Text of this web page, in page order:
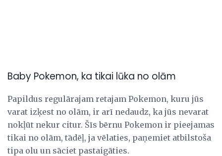
Baby Pokemon, ka tikai lūka no olām
Papildus regulārajam retajam Pokemon, kuru jūs
varat izķest no olām, ir arī nedaudz, ka jūs nevarat
nokļūt nekur citur. Šīs bērnu Pokemon ir pieejamas
tikai no olām, tādēļ, ja vēlaties, paņemiet atbilstoša
tipa olu un sāciet pastaigāties.